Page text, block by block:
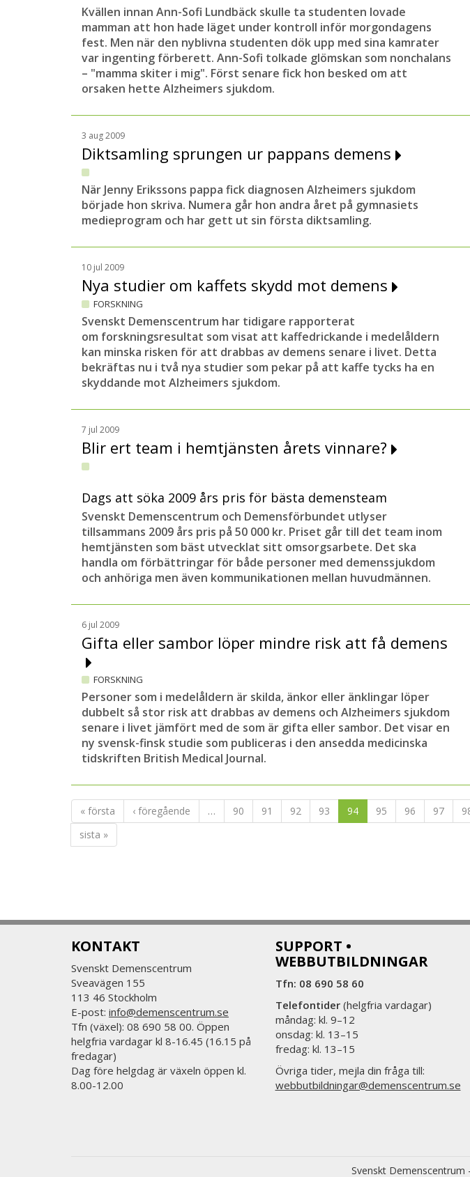
Kvällen innan Ann-Sofi Lundbäck skulle ta studenten lovade
mamman att hon hade läget under kontroll inför morgondagens
fest. Men när den nyblivna studenten dök upp med sina kamrater
var ingenting förberett. Ann-Sofi tolkade glömskan som nonchalans
– "mamma skiter i mig". Först senare fick hon besked om att
orsaken hette Alzheimers sjukdom.
3 aug 2009
Diktsamling sprungen ur pappans demens
När Jenny Erikssons pappa fick diagnosen Alzheimers sjukdom
började hon skriva. Numera går hon andra året på gymnasiets
medieprogram och har gett ut sin första diktsamling.
10 jul 2009
Nya studier om kaffets skydd mot demens
FORSKNING
Svenskt Demenscentrum har tidigare rapporterat
om forskningsresultat som visat att kaffedrickande i medelåldern
kan minska risken för att drabbas av demens senare i livet. Detta
bekräftas nu i två nya studier som pekar på att kaffe tycks ha en
skyddande mot Alzheimers sjukdom.
7 jul 2009
Blir ert team i hemtjänsten årets vinnare?
Dags att söka 2009 års pris för bästa demensteam
Svenskt Demenscentrum och Demensförbundet utlyser
tillsammans 2009 års pris på 50 000 kr. Priset går till det team inom
hemtjänsten som bäst utvecklat sitt omsorgsarbete. Det ska
handla om förbättringar för både personer med demenssjukdom
och anhöriga men även kommunikationen mellan huvudmännen.
6 jul 2009
Gifta eller sambor löper mindre risk att få demens
FORSKNING
Personer som i medelåldern är skilda, änkor eller änklingar löper
dubbelt så stor risk att drabbas av demens och Alzheimers sjukdom
senare i livet jämfört med de som är gifta eller sambor. Det visar en
ny svensk-finsk studie som publiceras i den ansedda medicinska
tidskriften British Medical Journal.
« första ‹ föregående … 90 91 92 93 94 95 96 97
sista »
KONTAKT
Svenskt Demenscentrum
Sveavägen 155
113 46 Stockholm
E-post: info@demenscentrum.se
Tfn (växel): 08 690 58 00. Öppen
helgfria vardagar kl 8-16.45 (16.15 på
fredagar)
Dag före helgdag är växeln öppen kl.
8.00-12.00
SUPPORT •
WEBBUTBILDNINGAR
Tfn: 08 690 58 60
Telefontider(helgfria vardagar)
måndag: kl. 9–12
onsdag: kl. 13–15
fredag: kl. 13–15
Övriga tider, mejla din fråga till:
webbutbildningar@demenscentrum.se
Svenskt Demenscentrum -